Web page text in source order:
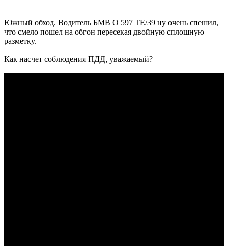
Южный обход. Водитель БМВ О 597 ТЕ/39 ну очень спешил,
что смело пошел на обгон пересекая двойную сплошную
разметку.
Как насчет соблюдения ПДД, уважаемый?